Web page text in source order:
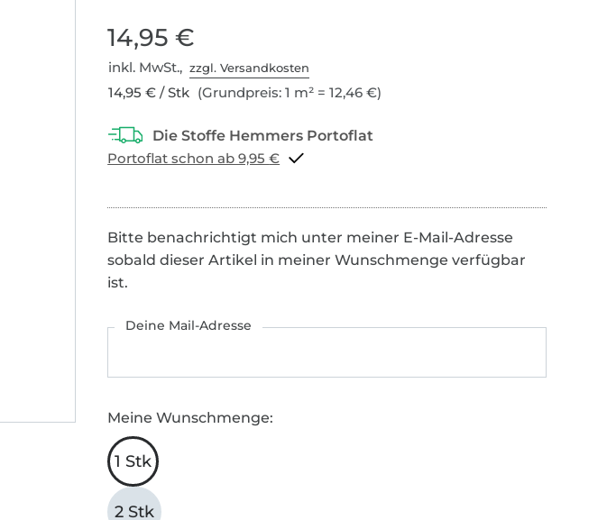
14,95 €
inkl. MwSt.,zzgl. Versandkosten
14,95 € / Stk (Grundpreis: 1 m² = 12,46 €)
Portoflat schon ab 9,95 €
Bitte benachrichtigt mich unter meiner E-Mail-Adresse
sobald dieser Artikel in meiner Wunschmenge verfügbar
ist.
Deine Mail-Adresse
Meine Wunschmenge:
1 Stk
2 Stk